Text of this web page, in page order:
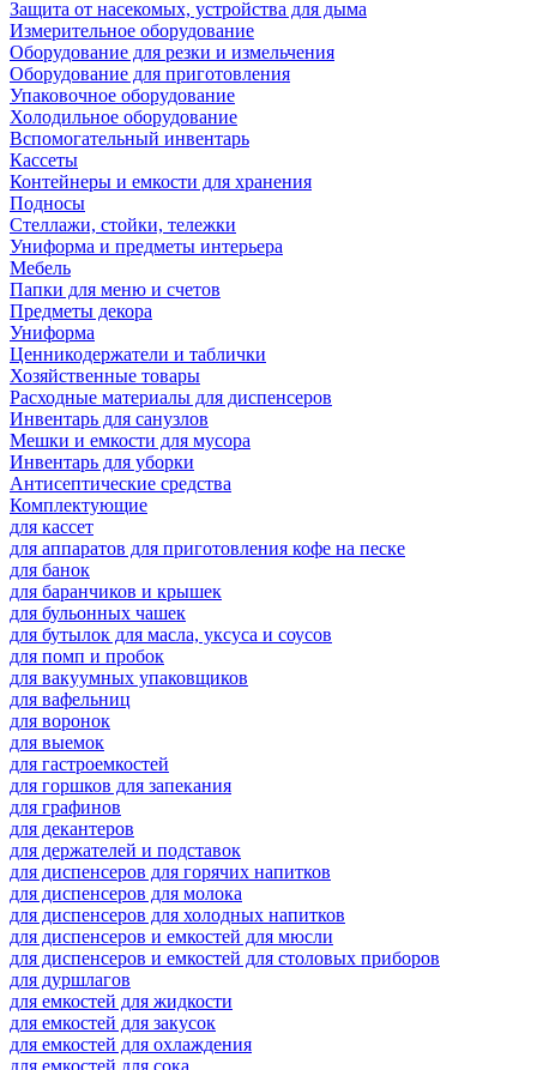
Защита от насекомых, устройства для дыма
Измерительное оборудование
Оборудование для резки и измельчения
Оборудование для приготовления
Упаковочное оборудование
Холодильное оборудование
Вспомогательный инвентарь
Кассеты
Контейнеры и емкости для хранения
Подносы
Стеллажи, стойки, тележки
Униформа и предметы интерьера
Мебель
Папки для меню и счетов
Предметы декора
Униформа
Ценникодержатели и таблички
Хозяйственные товары
Расходные материалы для диспенсеров
Инвентарь для санузлов
Мешки и емкости для мусора
Инвентарь для уборки
Антисептические средства
Комплектующие
для кассет
для аппаратов для приготовления кофе на песке
для банок
для баранчиков и крышек
для бульонных чашек
для бутылок для масла, уксуса и соусов
для помп и пробок
для вакуумных упаковщиков
для вафельниц
для воронок
для выемок
для гастроемкостей
для горшков для запекания
для графинов
для декантеров
для держателей и подставок
для диспенсеров для горячих напитков
для диспенсеров для молока
для диспенсеров для холодных напитков
для диспенсеров и емкостей для мюсли
для диспенсеров и емкостей для столовых приборов
для дуршлагов
для емкостей для жидкости
для емкостей для закусок
для емкостей для охлаждения
для емкостей для сока